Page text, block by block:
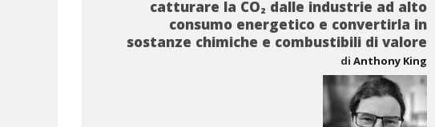
catturare la CO₂ dalle industrie ad alto
consumo energetico e convertirla in
sostanze chimiche e combustibili di valore
di Anthony King